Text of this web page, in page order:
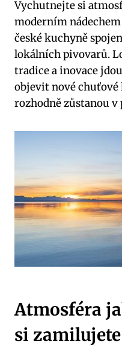
Vychutnejte si
moderním
české kuchyně
lokálních pivovarů.
tradice a inovace
objevit nové
rozhodně zůstanou v
Atmosféra
si